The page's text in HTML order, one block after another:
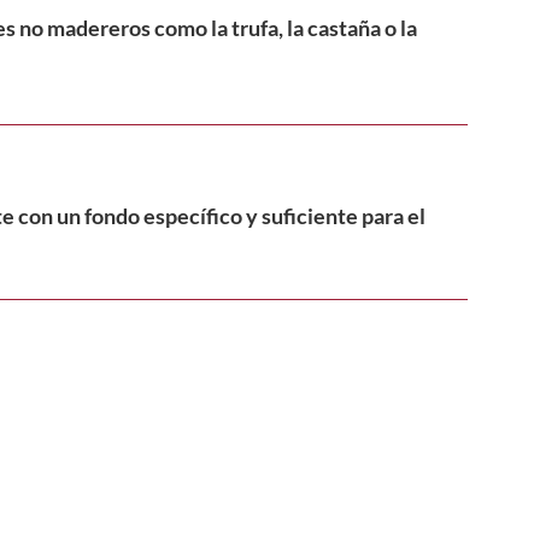
madereros como la trufa, la castaña o la
con un fondo específico y suficiente para el